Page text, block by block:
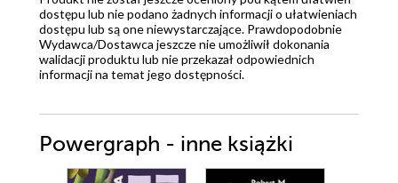
dostępu lub nie podano żadnych informacji o ułatwieniach
dostępu lub są one niewystarczające. Prawdopodobnie
Wydawca/Dostawca jeszcze nie umożliwił dokonania
walidacji produktu lub nie przekazał odpowiednich
informacji na temat jego dostępności.
Powergraph - inne książki